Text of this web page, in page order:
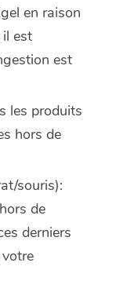
en raison
est
est
les produits
hors de
souris):
de
derniers